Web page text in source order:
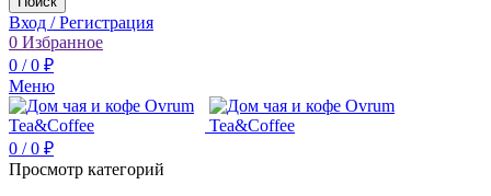
Вход / Регистрация
0 Избранное
0 / 0 ₽
Меню
0 / 0 ₽
Просмотр категорий